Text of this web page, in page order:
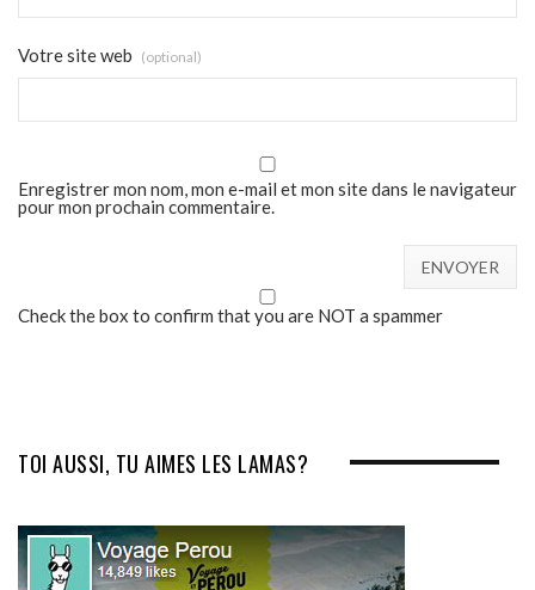
Votre site web (optional)
Enregistrer mon nom, mon e-mail et mon site dans le navigateur
pour mon prochain commentaire.
Check the box to confirm that you are NOT a spammer
TOI AUSSI, TU AIMES LES LAMAS?